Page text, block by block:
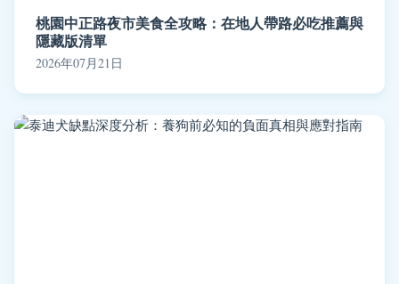
桃園中正路夜市美食全攻略：在地人帶路必吃推薦與
隱藏版清單
2026年07月21日